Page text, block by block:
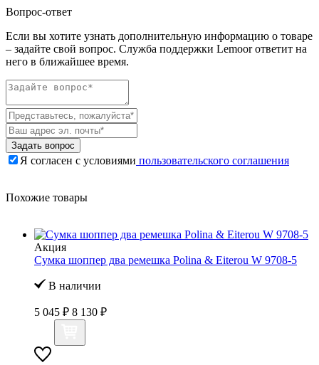
Вопрос-ответ
Если вы хотите узнать дополнительную информацию о товаре
– задайте свой вопрос. Служба поддержки Lemoor ответит на
него в ближайшее время.
Задать вопрос
Я согласен с условиями пользовательского соглашения
Похожие товары
Акция
Сумка шоппер два ремешка Polina & Eiterou W 9708-5
В наличии
5 045 ₽ 8 130 ₽